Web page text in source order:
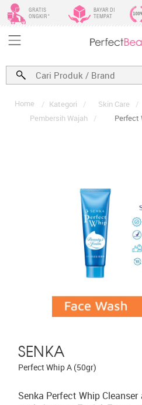
GRATIS
ONGKIR*
BAYAR DI
TEMPAT
Home / Kategori / Skin Care
/
Pembersih Wajah
/ Perfect
SENKA
Perfect Whip A (50gr)
Senka Perfect Whip